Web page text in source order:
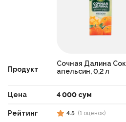
Продукт
Цена
Рейтинг
Сочная Далина Сок
апельсин, 0,2 л
4 000 сум
4.5 (1 оценок)